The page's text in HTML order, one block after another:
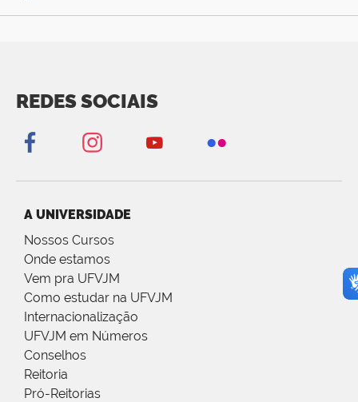
REDES SOCIAIS
A UNIVERSIDADE
Nossos Cursos
Onde estamos
Vem pra UFVJM
Como estudar na UFVJM
Internacionalização
UFVJM em Números
Conselhos
Reitoria
Pró-Reitorias